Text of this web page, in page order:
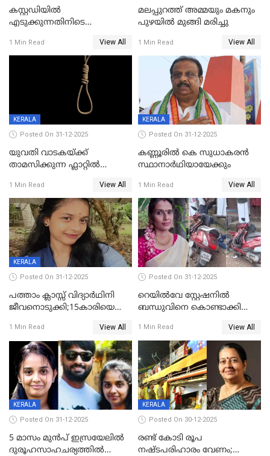
കസ്റ്റഡിയിൽ
എടുക്കുന്നതിനിടെ
വധശ്രമക്കേസ് പ്രതി പിടിയിൽ
1 Min Read View All
മലപ്പുറത്ത് അമ്മയും മകനും
പുഴയിൽ മുങ്ങി മരിച്ചു
1 Min Read View All
KERALA
Posted On 31-12-2025
യുവതി വാടകയ്ക്ക്
താമസിക്കുന്ന ഫ്ലാറ്റില്‍
സംഭവം കൈതപ്പൊയിലില്‍
1 Min Read View All
KERALA
Posted On 31-12-2025
കണ്ണൂരിൽ കെ സുധാകരൻ
സ്ഥാനാർഥിയായേക്കും
1 Min Read View All
KERALA
Posted On 31-12-2025
പത്താം ക്ലാസ്സ് വിദ്യാര്‍ഥിനി
ജീവനൊടുക്കി;15കാരിയെ
കിടപ്പുമുറിയില്‍ തൂങ്ങി മരിച്ച
നിലയിൽ
1 Min Read View All
Posted On 31-12-2025
റെയിൽവേ സ്റ്റേഷനിൽ
ബന്ധുവിനെ കൊണ്ടാക്കി
ലോറി സ്കൂട്ടറിൽ ഇടിച്ചു :
യുവതിക്ക് ദാരുണാന്ത്യം
1 Min Read View All
KERALA
Posted On 31-12-2025
5 മാസം മുൻപ് ഇസ്രയേലിൽ
ദുരൂഹസാഹചര്യത്തിൽ
KERALA
Posted On 30-12-2025
രണ്ട് കോടി രൂപ
നഷ്ടപരിഹാരം വേണം;